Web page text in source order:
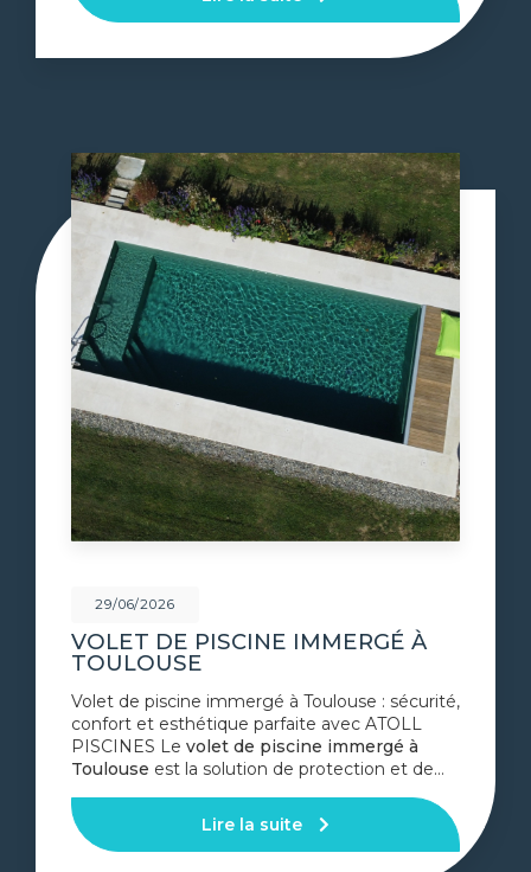
29/06/2026
VOLET DE PISCINE IMMERGÉ À
TOULOUSE
Volet de piscine immergé à Toulouse : sécurité,
confort et esthétique parfaite avec ATOLL
PISCINES Le volet de piscine immergé à
Toulouse est la solution de protection et de…
Lire la suite